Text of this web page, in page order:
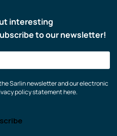
interesting
to our newsletter!
Sarlin newsletter and our electronic
policy statement here.